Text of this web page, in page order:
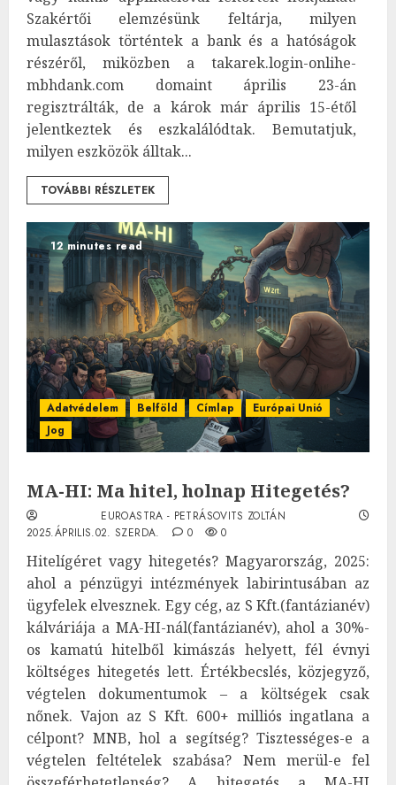
Szakértői elemzésünk feltárja, milyen
mulasztások történtek a bank és a hatóságok
részéről, miközben a takarek.login-onlihe-
mbhdank.com domaint április 23-án
regisztrálták, de a károk már április 15-étől
jelentkeztek és eszkalálódtak. Bemutatjuk,
milyen eszközök álltak...
TOVÁBBI RÉSZLETEK
12 minutes read
Adatvédelem Belföld Címlap
Európai Unió
Jog
MA-HI: Ma hitel, holnap Hitegetés?
EUROASTRA - PETRÁSOVITS ZOLTÁN
2025.ÁPRILIS.02. SZERDA.
0 0
Hitelígéret vagy hitegetés? Magyarország, 2025:
ahol a pénzügyi intézmények labirintusában az
ügyfelek elvesznek. Egy cég, az S Kft.(fantázianév)
kálváriája a MA-HI-nál(fantázianév), ahol a 30%-
os kamatú hitelből kimászás helyett, fél évnyi
költséges hitegetés lett. Értékbecslés, közjegyző,
végtelen dokumentumok – a költségek csak
nőnek. Vajon az S Kft. 600+ milliós ingatlana a
célpont? MNB, hol a segítség? Tisztességes-e a
végtelen feltételek szabása? Nem merül-e fel